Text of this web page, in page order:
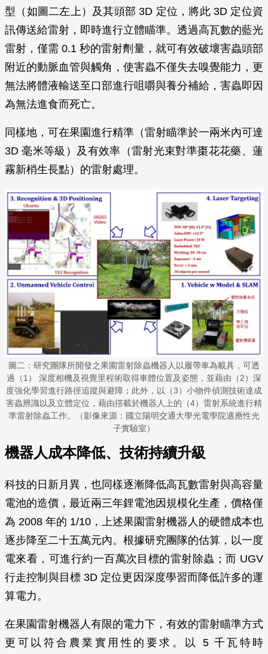
型（如圖二左上）及其頭部 3D 定位，將此 3D 定位資
訊傳送給雷射，即時進行立體瞄準。透過高瓦數的藍光
雷射，僅需 0.1 秒的雷射劑量，就可有效破壞害蟲頭部
附近的動脈血管與觸角，使害蟲不僅失去嗅覺能力，更
無法將體液輸送至口部進行咀嚼與養分補給，害蟲即因
為無法進食而死亡。
同樣地，可在果園進行精準（雷射瞄準於一兩米內可達
3D 毫米等級）及有效率（雷射光束對準棗花花藥、蓮
霧新梢生長點）的雷射處理。
圖二：研究團隊所開發之果園雷射除蟲機器人以履帶車為載具，可透
過（1） 深度相機及視覺里程術取得車體位置及姿態，並藉由（2）深
度強化學習進行路徑追蹤與避障；此外，以（3）小物件偵測技術達成
害蟲辨識以及立體定位，藉由撘載於機器人上的（4）雷射系統進行精
準雷射除蟲工作。（影像來源：國立陽明交通大學光電學院適應性光
子實驗室）
機器人成本降低、技術持續升級
科技的日新月異，也同樣逐漸降低高瓦數雷射與高容量
電池的造價，最近兩三年鋰電池因規模化生產，價格僅
為 2008 年的 1/10，上述果園雷射機器人的硬體成本也
逐步降至二十五萬元內。根據研究團隊的估算，以一度
電來看，可進行約一百萬次目標的雷射除蟲；而 UGV
行走控制與目標 3D 定位更因深度學習而降低許多的運
算電力。
在果園雷射機器人有限的電力下，有效的雷射瞄準方式
更可以符合農業實用性的要求。以 5 千瓦特時